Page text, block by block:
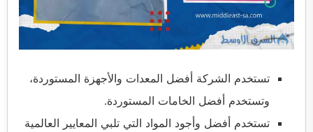
تستخدم الشركة أفضل المعدات والأجهزة المستوردة،
وتستخدم أفضل الخامات المستوردة.
تستخدم أفضل وأجود المواد التي تلبي المعايير العالمية